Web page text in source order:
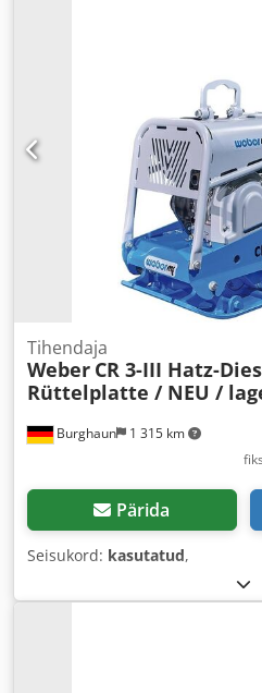
Burghaun 1 315 km
Tihendaja
Weber CR 3-III Hatz-
Rüttelplatte / NEU /
Pärida
Seisukord: kasutatud,